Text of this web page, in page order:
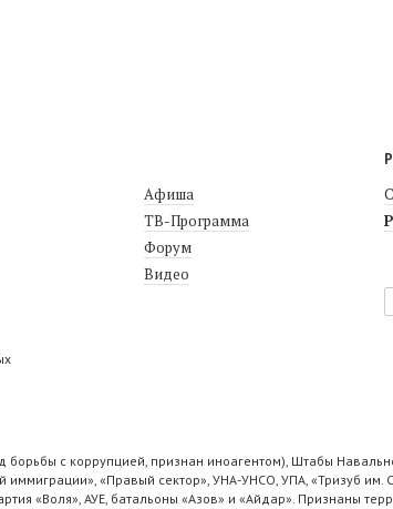
Афиша
ТВ-Программа
Форум
Видео
с коррупцией, признан иноагентом), Штабы
«Правый сектор», УНА-УНСО, УПА, «Тризуб
«Воля», АУЕ, батальоны «Азов» и «Айдар». Признаны